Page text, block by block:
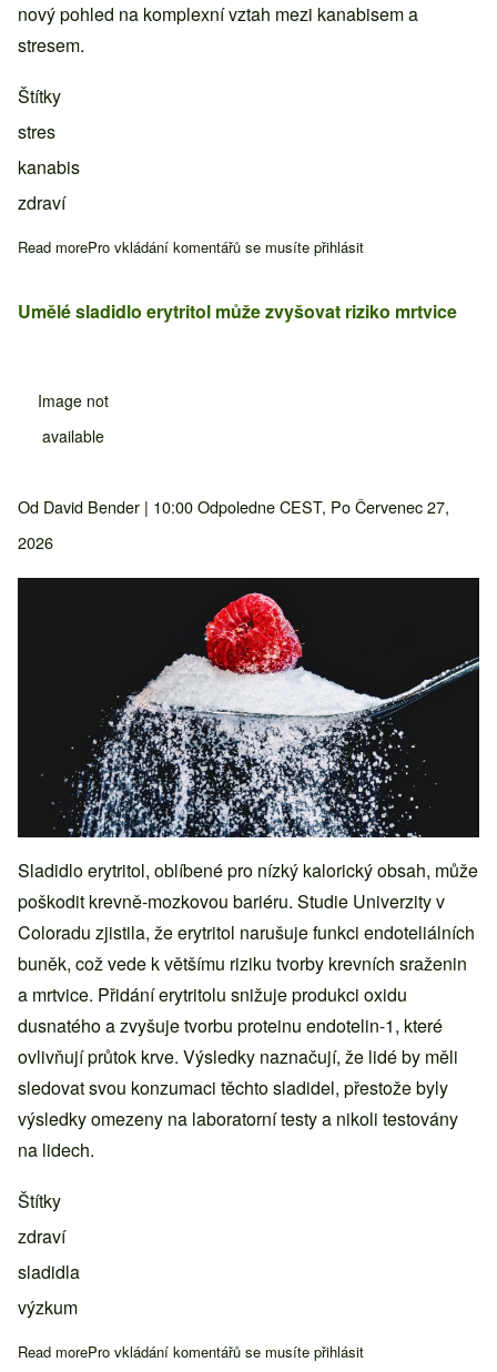
nový pohled na komplexní vztah mezi kanabisem a
stresem.
Štítky
stres
kanabis
zdraví
Read moreabout Pravidelné užívání kanabisu může zvyšovat ranní
Pro vkládání komentářů se musíte přihlásit
Umělé sladidlo erytritol může zvyšovat riziko mrtvice
Image not
available
Od David Bender | 10:00 Odpoledne CEST, Po Červenec 27,
2026
Sladidlo erytritol, oblíbené pro nízký kalorický obsah, může
poškodit krevně-mozkovou bariéru. Studie Univerzity v
Coloradu zjistila, že erytritol narušuje funkci endoteliálních
buněk, což vede k většímu riziku tvorby krevních sraženin
a mrtvice. Přidání erytritolu snižuje produkci oxidu
dusnatého a zvyšuje tvorbu proteinu endotelin-1, které
ovlivňují průtok krve. Výsledky naznačují, že lidé by měli
sledovat svou konzumaci těchto sladidel, přestože byly
výsledky omezeny na laboratorní testy a nikoli testovány
na lidech.
Štítky
zdraví
sladidla
výzkum
Read moreabout Umělé sladidlo erytritol může zvyšovat riziko mrtvice
Pro vkládání komentářů se musíte přihlásit